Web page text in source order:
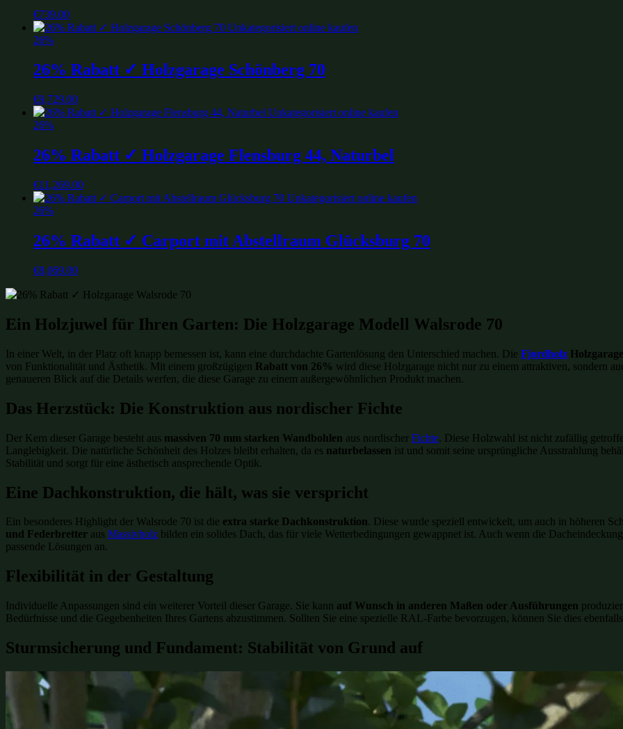
€739.00
26%
26% Rabatt ✓ Holzgarage Schönberg 70
€9,729.00
26%
26% Rabatt ✓ Holzgarage Flensburg 44, Naturbel
€11,269.00
26%
26% Rabatt ✓ Carport mit Abstellraum Glücksburg 70
€8,069.00
Ein Holzjuwel für Ihren Garten: Die Holzgarage Modell Walsrode 70
In einer Welt, in der Platz oft knapp bemessen ist, kann eine durchdachte Gartenlösung den Unterschied machen. Die Fjordholz
von Funktionalität und Ästhetik. Mit einem großzügigen Rabatt von 26% wird diese Holzgarage nicht nur zu einem attraktiven, sondern
genaueren Blick auf die Details werfen, die diese Garage zu einem außergewöhnlichen Produkt machen.
Das Herzstück: Die Konstruktion aus nordischer Fichte
Der Kern dieser Garage besteht aus massiven 70 mm starken Wandbohlen aus nordischer Fichte. Diese Holzwahl ist nicht zufällig
Langlebigkeit. Die natürliche Schönheit des Holzes bleibt erhalten, da es naturbelassen ist und somit seine ursprüngliche Ausstrahlung
Stabilität und sorgt für eine ästhetisch ansprechende Optik.
Eine Dachkonstruktion, die hält, was sie verspricht
Ein besonderes Highlight der Walsrode 70 ist die extra starke Dachkonstruktion. Diese wurde speziell entwickelt, um auch in höheren
und Federbretter aus Massivholz bilden ein solides Dach, das für viele Wetterbedingungen gewappnet ist. Auch wenn die
passende Lösungen an.
Flexibilität in der Gestaltung
Individuelle Anpassungen sind ein weiterer Vorteil dieser Garage. Sie kann auf Wunsch in anderen Maßen oder Ausführungen
Bedürfnisse und die Gegebenheiten Ihres Gartens abzustimmen. Sollten Sie eine spezielle RAL-Farbe bevorzugen, können Sie dies
Sturmsicherung und Fundament: Stabilität von Grund auf